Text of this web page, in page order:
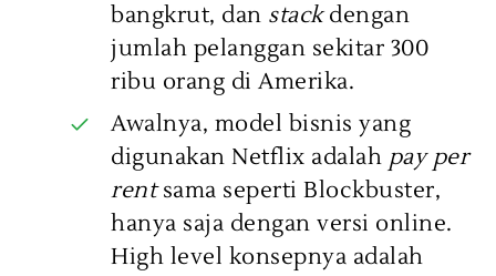
bangkrut, dan stackdengan
jumlah pelanggan sekitar 300
ribu orang di Amerika.
Awalnya, model bisnis yang
digunakan Netflix adalah pay per
rentsama seperti Blockbuster,
hanya saja dengan versi online.
High level konsepnya adalah